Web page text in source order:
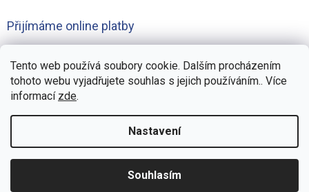
Tento web používá soubory cookie. Dalším procházením
tohoto webu vyjadřujete souhlas s jejich používáním.. Více
informací zde.
Nastavení
Souhlasím
Přijímáme online platby
vyhrazena.